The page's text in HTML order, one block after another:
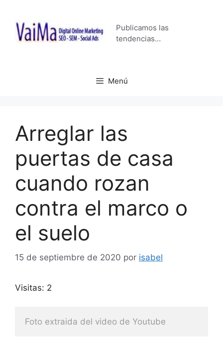
contenido
Publicamos las
tendencias…
Menú
Arreglar las
puertas de casa
cuando rozan
contra el marco o
el suelo
15 de septiembre de 2020 por isabel
Visitas: 2
Foto extraida del video de Youtube